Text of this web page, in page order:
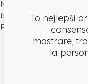
Numero di
identificazione: 52010180
Partita IVA:
To nejlepší
mostrare,
la